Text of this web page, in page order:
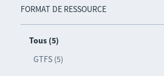
FORMAT DE RESSOURCE
Tous (5)
GTFS (5)